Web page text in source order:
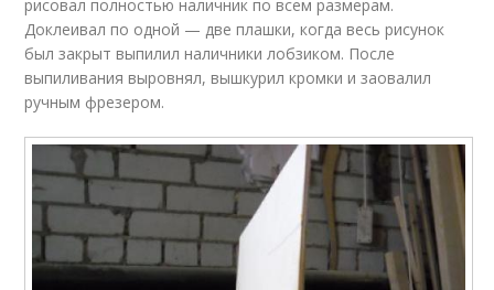
рисовал полностью наличник по всем размерам.
Доклеивал по одной — две плашки, когда весь рисунок
был закрыт выпилил наличники лобзиком. После
выпиливания выровнял, вышкурил кромки и заовалил
ручным фрезером.